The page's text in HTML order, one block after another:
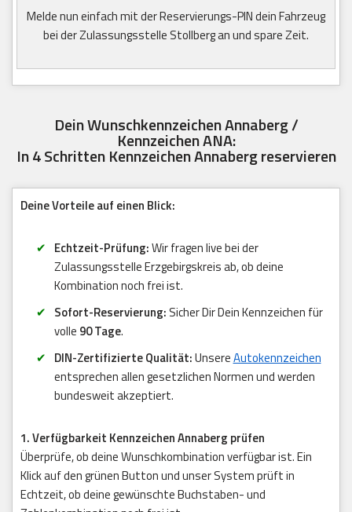
Melde nun einfach mit der Reservierungs-PIN dein Fahrzeug
bei der Zulassungsstelle Stollberg an und spare Zeit.
Dein Wunschkennzeichen Annaberg /
Kennzeichen ANA:
In 4 Schritten Kennzeichen Annaberg reservieren
Deine Vorteile auf einen Blick:
Echtzeit-Prüfung:Wir fragen live bei der
Zulassungsstelle Erzgebirgskreis ab, ob deine
Kombination noch frei ist.
Sofort-Reservierung: Sicher Dir Dein Kennzeichen für
volle 90 Tage.
DIN-Zertifizierte Qualität:UnsereAutokennzeichen
entsprechen allen gesetzlichen Normen und werden
bundesweit akzeptiert.
1. Verfügbarkeit Kennzeichen Annaberg prüfen
Überprüfe, ob deine Wunschkombination verfügbar ist. Ein
Klick auf den grünen Button und unser System prüft in
Echtzeit, ob deine gewünschte Buchstaben- und